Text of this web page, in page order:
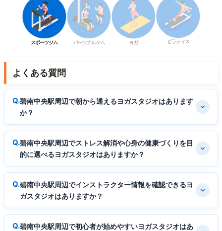
スポーツジム パーソナルジム ヨガ ピラティス
よくある質問
碧南中央駅周辺で朝から通えるヨガスタジオはあります
か？
碧南中央駅周辺でストレス解消や心身の健康づくりを目
的に選べるヨガスタジオはありますか？
碧南中央駅周辺でインストラクター情報を確認できるヨ
ガスタジオはありますか？
碧南中央駅周辺で初心者が始めやすいヨガスタジオはあ